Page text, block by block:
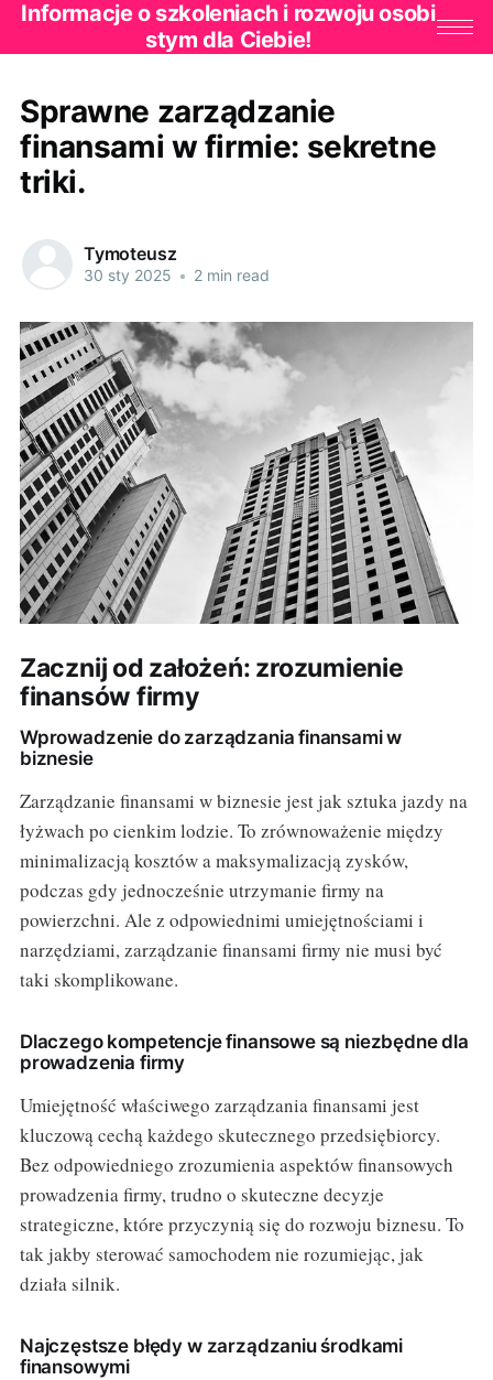
Informacje o szkoleniach i rozwoju osobi
stym dla Ciebie!
Sprawne zarządzanie
finansami w firmie: sekretne
triki.
Tymoteusz
30 sty 2025 • 2 min read
Zacznij od założeń: zrozumienie
finansów firmy
Wprowadzenie do zarządzania finansami w
biznesie
Zarządzanie finansami w biznesie jest jak sztuka jazdy na
łyżwach po cienkim lodzie. To zrównoważenie między
minimalizacją kosztów a maksymalizacją zysków,
podczas gdy jednocześnie utrzymanie firmy na
powierzchni. Ale z odpowiednimi umiejętnościami i
narzędziami, zarządzanie finansami firmy nie musi być
taki skomplikowane.
Dlaczego kompetencje finansowe są niezbędne dla
prowadzenia firmy
Umiejętność właściwego zarządzania finansami jest
kluczową cechą każdego skutecznego przedsiębiorcy.
Bez odpowiedniego zrozumienia aspektów finansowych
prowadzenia firmy, trudno o skuteczne decyzje
strategiczne, które przyczynią się do rozwoju biznesu. To
tak jakby sterować samochodem nie rozumiejąc, jak
działa silnik.
Najczęstsze błędy w zarządzaniu środkami
finansowymi